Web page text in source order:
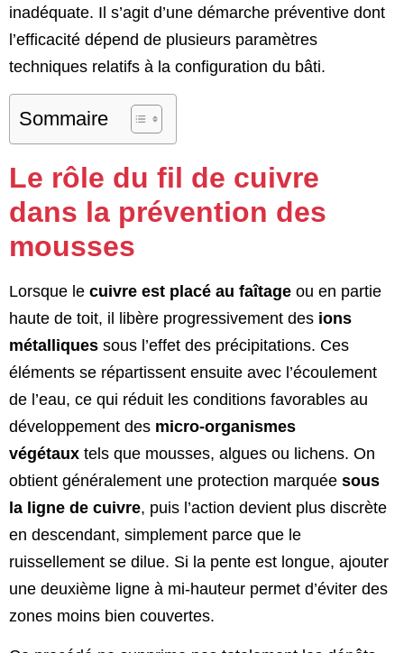
inadéquate. Il s’agit d’une démarche préventive dont
l’efficacité dépend de plusieurs paramètres
techniques relatifs à la configuration du bâti.
Sommaire
Le rôle du fil de cuivre
dans la prévention des
mousses
Lorsque le cuivre est placé au faîtage ou en partie
haute de toit, il libère progressivement des ions
métalliques sous l’effet des précipitations. Ces
éléments se répartissent ensuite avec l’écoulement
de l’eau, ce qui réduit les conditions favorables au
développement des micro-organismes
végétaux tels que mousses, algues ou lichens. On
obtient généralement une protection marquée sous
la ligne de cuivre, puis l’action devient plus discrète
en descendant, simplement parce que le
ruissellement se dilue. Si la pente est longue, ajouter
une deuxième ligne à mi-hauteur permet d’éviter des
zones moins bien couvertes.